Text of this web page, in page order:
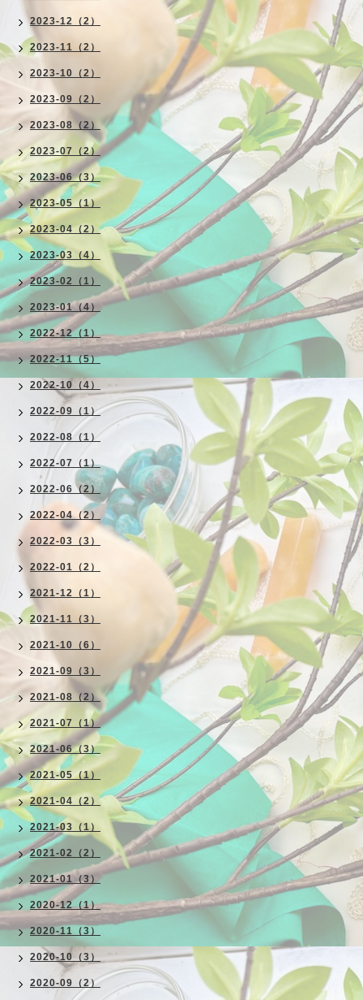
2023-12（2）
2023-11（2）
2023-10（2）
2023-09（2）
2023-08（2）
2023-07（2）
2023-06（3）
2023-05（1）
2023-04（2）
2023-03（4）
2023-02（1）
2023-01（4）
2022-12（1）
2022-11（5）
2022-10（4）
2022-09（1）
2022-08（1）
2022-07（1）
2022-06（2）
2022-04（2）
2022-03（3）
2022-01（2）
2021-12（1）
2021-11（3）
2021-10（6）
2021-09（3）
2021-08（2）
2021-07（1）
2021-06（3）
2021-05（1）
2021-04（2）
2021-03（1）
2021-02（2）
2021-01（3）
2020-12（1）
2020-11（3）
2020-10（3）
2020-09（2）